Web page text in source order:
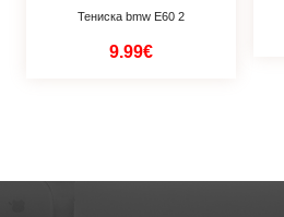
Тениска bmw Е60 2
9.99€